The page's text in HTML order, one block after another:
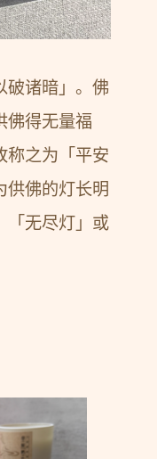
破诸暗」。佛
佛得无量福
称之为「平安
供佛的灯长明
「无尽灯」或